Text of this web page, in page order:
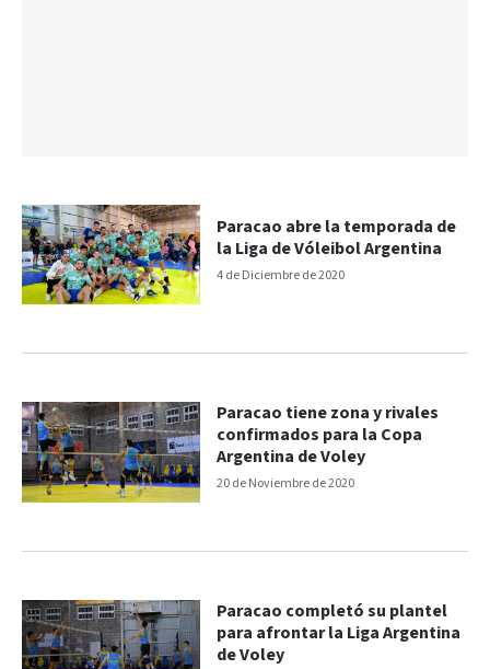
4 de Diciembre de 2020
Paracao abre la temporada de
la Liga de Vóleibol Argentina
20 de Noviembre de 2020
Paracao tiene zona y rivales
confirmados para la Copa
Argentina de Voley
Paracao completó su plantel
para afrontar la Liga Argentina
de Voley